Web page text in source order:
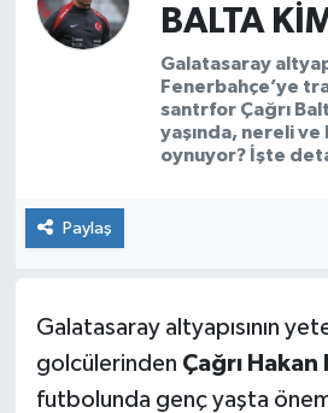
BALTA
Galatasaray
Fenerbahçe’ye
santrfor Çağrı
yaşında, nereli
oynuyor? İşte
Paylaş
Galatasaray altyapısının
golcülerinden Çağrı Hakan
futbolunda genç yaşta
Genel
Kültür Sanat
Medya
Politika
Tüm Manşetler
Son Dakika Haberleri
Haber Arşivi